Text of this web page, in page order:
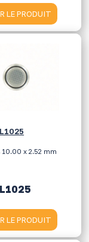
LE PRODUIT
10.00 x 2.52 mm
LE PRODUIT